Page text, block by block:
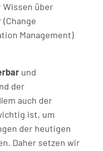
Wissen über
Management)
und
der
auch der
ist, um
der heutigen
Daher setzen wir